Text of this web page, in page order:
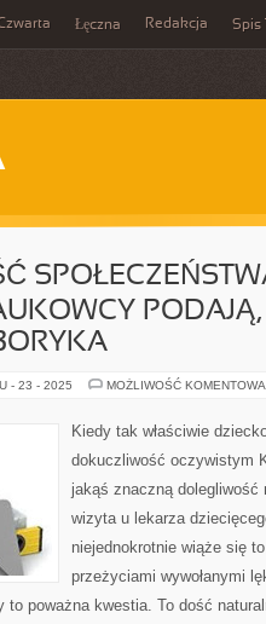
Łęczna Redakcja Spis
- 23 - 2025 MOŻLIWOŚĆ
Kiedy tak właściwie
dokuczliwość oczywistym
jakąś znaczną dolegliwość
wizyta u lekarza
niejednokrotnie wiąże się
przeżyciami wywołanymi
to poważna kwestia. To dość